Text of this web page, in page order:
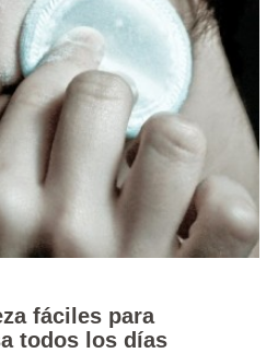
fáciles para
todos los días